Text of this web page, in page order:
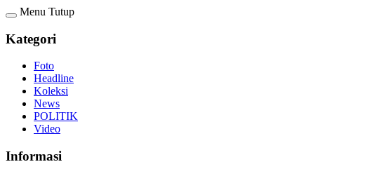
Menu Tutup
Kategori
Foto
Headline
Koleksi
News
POLITIK
Video
Informasi